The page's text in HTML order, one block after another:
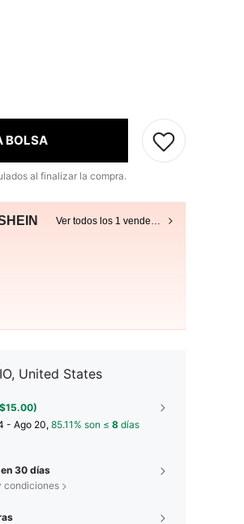
BOLSA
al finalizar la compra.
Ver todos los 1 vendedores
United States
- Ago 20, 85.11% son ≤ 8 días
30 días
condiciones